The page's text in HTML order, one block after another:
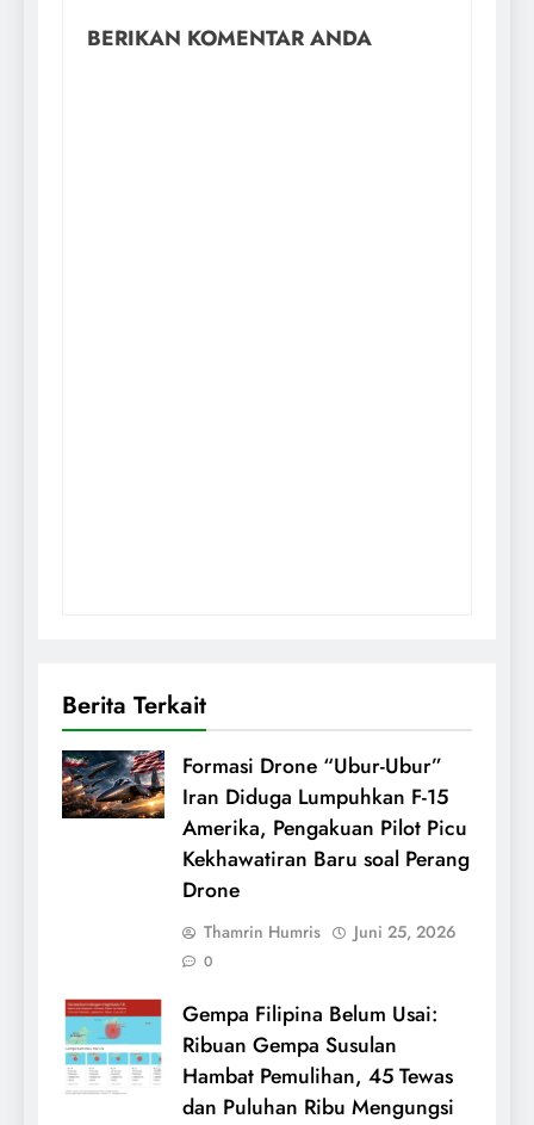
BERIKAN KOMENTAR ANDA
Berita Terkait
Formasi Drone “Ubur-Ubur”
Iran Diduga Lumpuhkan F-15
Amerika, Pengakuan Pilot Picu
Kekhawatiran Baru soal Perang
Drone
Thamrin Humris Juni 25, 2026
0
Gempa Filipina Belum Usai:
Ribuan Gempa Susulan
Hambat Pemulihan, 45 Tewas
dan Puluhan Ribu Mengungsi